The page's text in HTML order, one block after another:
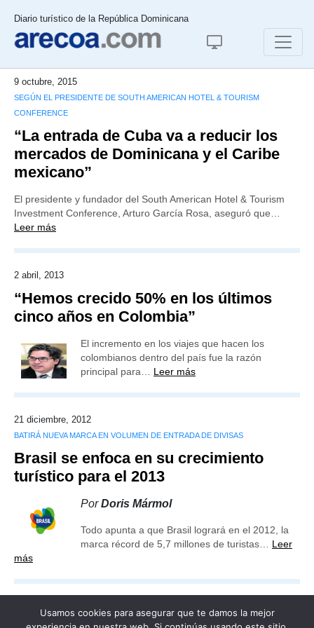
Diario turístico de la República Dominicana
9 octubre, 2015
SEGÚN EL PRESIDENTE DE SOUTH AMERICAN HOTEL & TOURISM
CONFERENCE
“La entrada de Cuba va a reducir los
mercados de Dominicana y el Caribe
mexicano”
El presidente y fundador del South American Hotel & Tourism
Investment Conference, Arturo García Rosa, aseguró que…
Leer más
2 abril, 2013
“Hemos crecido 50% en los últimos
cinco años en Colombia”
El incremento en los viajes que hacen los
colombianos dentro del país fue la razón
principal para… Leer más
21 diciembre, 2012
BATIRÁ NUEVA MARCA EN VOLUMEN DE ENTRADA DE DIVISAS
Brasil se enfoca en su crecimiento
turístico para el 2013
PorDoris Mármol
Todo apunta a que Brasil logrará en el 2012, la
marca récord de 5,7 millones de turistas… Leer
más
Usamos cookies para asegurar que te damos la mejor